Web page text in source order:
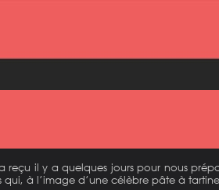
il y a quelques jours pour nous
à l’image d’une célèbre pâte à